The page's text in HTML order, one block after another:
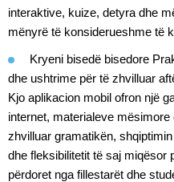
interaktive, kuize, detyra dhe
mënyrë të konsiderueshme të
Kryeni bisedë bisedore
dhe ushtrime për të zhvilluar
Kjo aplikacion mobil ofron një
internet, materialeve
zhvilluar gramatikën,
dhe fleksibilitetit të saj miqësor
përdoret nga fillestarët dhe